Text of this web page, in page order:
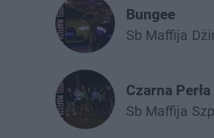
Bungee
Sb Maffija
Czarna Perła
Sb Maffija